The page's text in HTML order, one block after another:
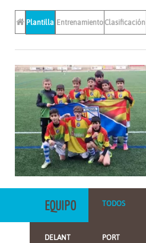
Plantilla EntrenamientosClasificación
EQUIPO TODOS
DELANT PORT